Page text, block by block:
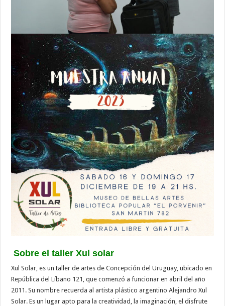
Sobre el taller Xul solar
Xul Solar, es un taller de artes de Concepción del Uruguay, ubicado en
República del Líbano 121, que comenzó a funcionar en abril del año
2011. Su nombre recuerda al artista plástico argentino Alejandro Xul
Solar. Es un lugar apto para la creatividad, la imaginación, el disfrute